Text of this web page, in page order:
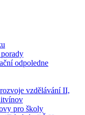
odpoledne
vzdělávání II,
pro školy